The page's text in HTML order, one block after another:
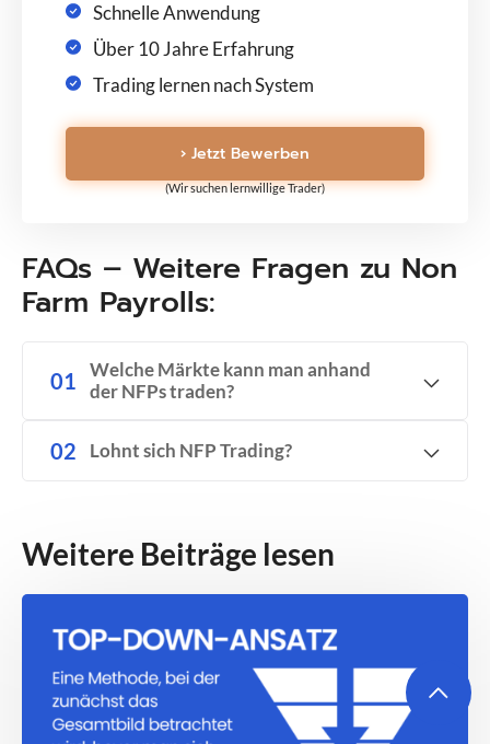
Schnelle Anwendung
Über 10 Jahre Erfahrung
Trading lernen nach System
› Jetzt Bewerben
(Wir suchen lernwillige Trader)
FAQs – Weitere Fragen zu Non
Farm Payrolls:
Welche Märkte kann man anhand
der NFPs traden?
Lohnt sich NFP Trading?
Weitere Beiträge lesen